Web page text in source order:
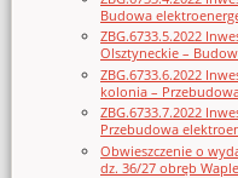
Budowa
ZBG.6733.5.2022
Olsztyneckie –
ZBG.6733.6.2022
kolonia –
ZBG.6733.7.2022
Przebudowa
Obwieszczenie o
dz. 36/27 obręb